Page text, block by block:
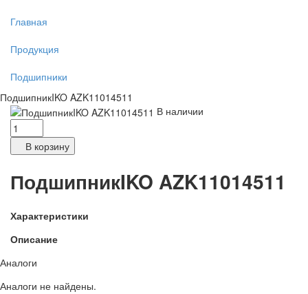
Главная
Продукция
Подшипники
ПодшипникIKO AZK11014511
В наличии
В корзину
ПодшипникIKO AZK11014511
Характеристики
Описание
Аналоги
Аналоги не найдены.